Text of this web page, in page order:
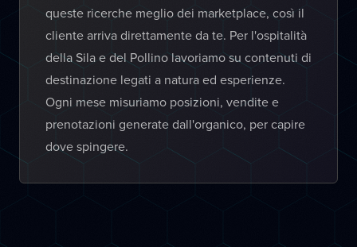
queste ricerche meglio dei marketplace, così il
cliente arriva direttamente da te. Per l'ospitalità
della Sila e del Pollino lavoriamo su contenuti di
destinazione legati a natura ed esperienze.
Ogni mese misuriamo posizioni, vendite e
prenotazioni generate dall'organico, per capire
dove spingere.